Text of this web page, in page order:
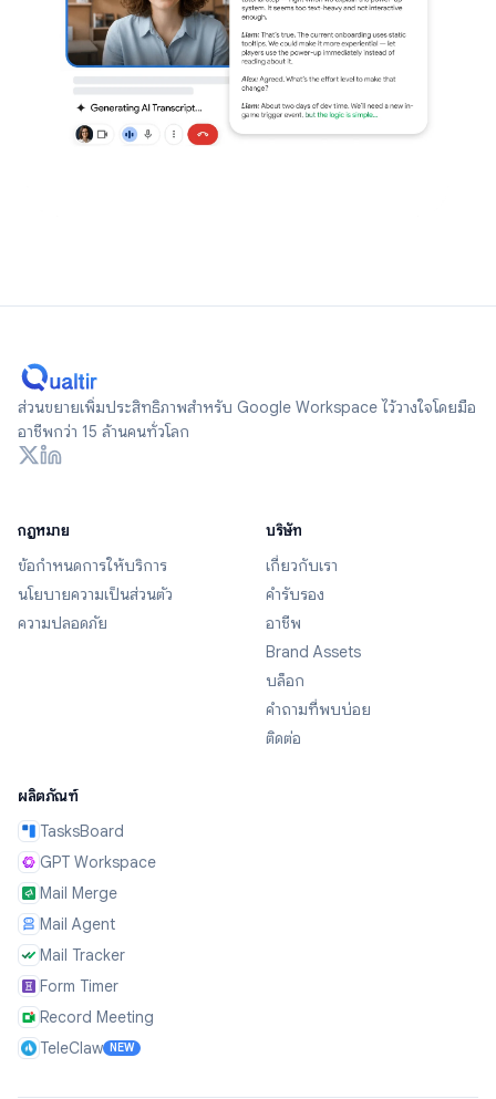
ส่วนขยายเพิ่มประสิทธิภาพสำหรับ Google Workspace ไว้วางใจโดยมือ
อาชีพกว่า 15 ล้านคนทั่วโลก
กฎหมาย
ข้อกำหนดการให้บริการ
นโยบายความเป็นส่วนตัว
ความปลอดภัย
บริษัท
เกี่ยวกับเรา
คำรับรอง
อาชีพ
Brand Assets
บล็อก
คำถามที่พบบ่อย
ติดต่อ
ผลิตภัณฑ์
TasksBoard
GPT Workspace
Mail Merge
Mail Agent
Mail Tracker
Form Timer
Record Meeting
TeleClaw
NEW